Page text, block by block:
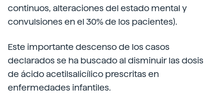
continuos, alteraciones del estado mental y
convulsiones en el 30% de los pacientes).
Este importante descenso de los casos
declarados se ha buscado al disminuir las dosis
de ácido acetilsalicílico prescritas en
enfermedades infantiles.